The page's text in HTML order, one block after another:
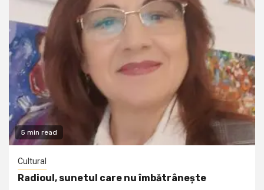
5 min read
Cultural
Radioul, sunetul care nu îmbătrânește